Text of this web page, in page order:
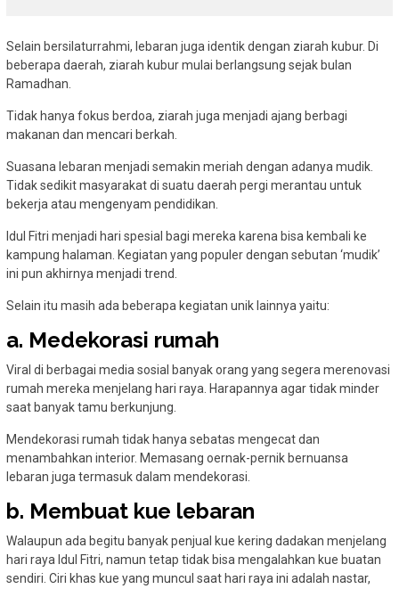
Selain bersilaturrahmi, lebaran juga identik dengan ziarah kubur. Di
beberapa daerah, ziarah kubur mulai berlangsung sejak bulan
Ramadhan.
Tidak hanya fokus berdoa, ziarah juga menjadi ajang berbagi
makanan dan mencari berkah.
Suasana lebaran menjadi semakin meriah dengan adanya mudik.
Tidak sedikit masyarakat di suatu daerah pergi merantau untuk
bekerja atau mengenyam pendidikan.
Idul Fitri menjadi hari spesial bagi mereka karena bisa kembali ke
kampung halaman. Kegiatan yang populer dengan sebutan ‘mudik’
ini pun akhirnya menjadi trend.
Selain itu masih ada beberapa kegiatan unik lainnya yaitu:
a. Medekorasi rumah
Viral di berbagai media sosial banyak orang yang segera merenovasi
rumah mereka menjelang hari raya. Harapannya agar tidak minder
saat banyak tamu berkunjung.
Mendekorasi rumah tidak hanya sebatas mengecat dan
menambahkan interior. Memasang oernak-pernik bernuansa
lebaran juga termasuk dalam mendekorasi.
b. Membuat kue lebaran
Walaupun ada begitu banyak penjual kue kering dadakan menjelang
hari raya Idul Fitri, namun tetap tidak bisa mengalahkan kue buatan
sendiri. Ciri khas kue yang muncul saat hari raya ini adalah nastar,